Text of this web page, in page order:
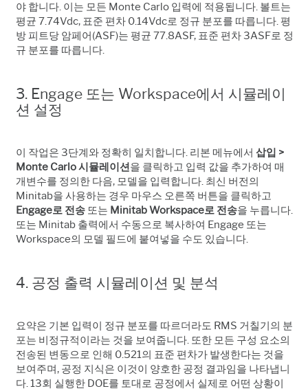
야 합니다. 이는 모든 Monte Carlo 입력에 적용됩니다. 볼트는
평균 7.74Vdc, 표준 편차 0.14Vdc로 정규 분포를 따릅니다. 평
방 피트당 암페어(ASF)는 평균 77.8ASF, 표준 편차 3ASF로 정
규 분포를 따릅니다.
3. Engage 또는 Workspace에서 시뮬레이
션 설정
이 작업은 3단계와 정확히 일치합니다. 리본 메뉴에서 삽입 >
Monte Carlo 시뮬레이션을 클릭하고 입력 값을 추가하여 매
개변수를 정의한 다음, 모델을 입력합니다. 최신 버전의
Minitab을 사용하는 경우 마우스 오른쪽 버튼을 클릭하고
Engage로 전송 또는 Minitab Workspace로 전송을 누릅니다.
또는 Minitab 출력에서 수동으로 복사하여 Engage 또는
Workspace의 모델 필드에 붙여넣을 수도 있습니다.
4. 공정 출력 시뮬레이션 및 분석
요약은 기본 입력이 정규 분포를 따르더라도 RMS 거칠기의 분
포는 비정규적이라는 것을 보여줍니다. 또한 모든 구성 요소의
전송된 변동으로 인해 0.521의 표준 편차가 발생한다는 것을
보여주며, 공정 지식은 이것이 양호한 공정 결과임을 나타냅니
다. 13회 실행한 DOE를 토대로 공정에서 실제로 어떤 상황이